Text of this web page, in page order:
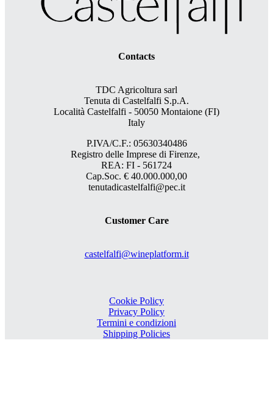
Contacts
TDC Agricoltura sarl
Tenuta di Castelfalfi S.p.A.
Località Castelfalfi - 50050 Montaione (FI)
Italy
P.IVA/C.F.: 05630340486
Registro delle Imprese di Firenze,
REA: FI - 561724
Cap.Soc. € 40.000.000,00
tenutadicastelfalfi@pec.it
Customer Care
castelfalfi@wineplatform.it
Cookie Policy
Privacy Policy
Termini e condizioni
Shipping Policies